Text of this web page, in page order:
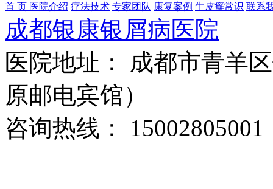
首 页 医院介绍 疗法技术 专家团队 康复案例 牛皮癣常识 联系
成都银康银屑病医院
医院地址： 成都市青羊
原邮电宾馆）
咨询热线： 15002805001